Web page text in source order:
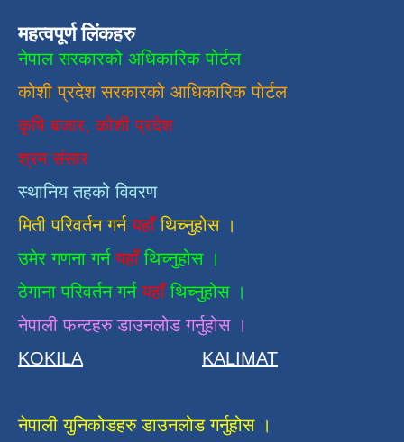
महत्वपूर्ण लिंकहरु
नेपाल सरकारको अधिकारिक पोर्टल
कोशी प्रदेश सरकारको आधिकारिकपाेर्टल
कृषि बजार, कोशी प्रदेश
श्रम संसार
स्थानिय तहको विवरण
मिती परिवर्तन गर्न यहाँ थिच्नुहोस ।
उमेर गणना गर्नयहाँथिच्नुहोस ।
ठेगाना परिवर्तन गर्नयहाँ थिच्नुहोस ।
नेपाली फन्टहरु डाउनलोड गर्नुहोस ।
KOKILA
KALIMAT
नेपाली युनिकोडहरु डाउनलोड गर्नुहोस ।